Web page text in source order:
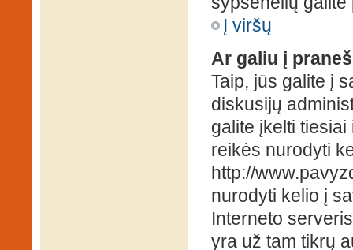
Į viršų
Ar galiu į
Taip, jūs galite į
diskusijų
galite įkelti
reikės nurodyti
http://
nurodyti kelio į
Interneto
yra už tam tikrų